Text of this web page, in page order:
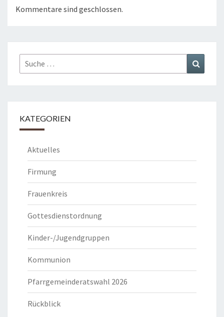
Kommentare sind geschlossen.
Suche
nach:
KATEGORIEN
Aktuelles
Firmung
Frauenkreis
Gottesdienstordnung
Kinder-/Jugendgruppen
Kommunion
Pfarrgemeinderatswahl 2026
Rückblick